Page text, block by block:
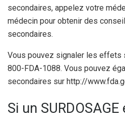
secondaires, appelez votre
médecin pour obtenir des
secondaires.
Vous pouvez signaler les effets
800-FDA-1088. Vous pouvez
secondaires sur http://
Si un